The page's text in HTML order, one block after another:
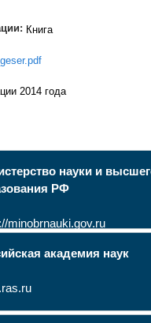
Книга
2014 года
науки и
РФ
minobrnauki.gov.ru
академия наук